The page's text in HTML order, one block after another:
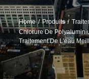
Home Produits
Chlorure De
Traitement De L’eau